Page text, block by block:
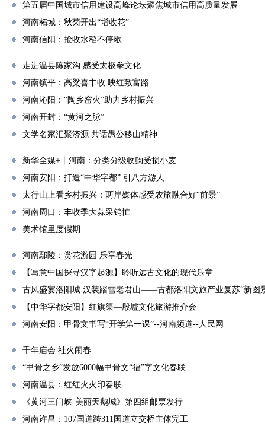
第五届中国城市信用建设高峰论坛聚焦城市信用高质量发展
河南柘城：秋菊开出“增收花”
河南信阳：抢收水稻不停歇
走进温县陈家沟 感受太极拳文化
河南镇平：高粱喜丰收 映红致富路
河南沁阳：“陶乡窑火”助力乡村振兴
河南开封：“黄河之脉”
文学名家汇聚济源 共话愚公移山精神
新华全媒+丨河南：分类分级收购受损小麦
河南安阳：打造“中华字都” 引八方游人
太行山上看乡村振兴：两岸媒体感受农旅融合好“前景”
河南周口：丰收季大蒜采销忙
美术馆里度假期
河南鄢陵：赏花游园 乐享春光
【写意中国探寻汉字起源】聆听远古文化的现代乐章
古风盛宴洛阳城 汉装踏雪老君山——古都洛阳文旅产业复苏“新图
【中华字都安阳】红旗渠—殷墟文化旅游推介会
河南安阳：甲骨文书写“开学第一课”--河南频道--人民网
千年庙会 社火闹春
“甲骨之乡”发放6000幅甲骨文“福”字文化春联
河南温县：红红火火印春联
《黄河三门峡·美丽天鹅城》第四组邮票发行
河南许昌：107国道跨311国道立交桥主体完工